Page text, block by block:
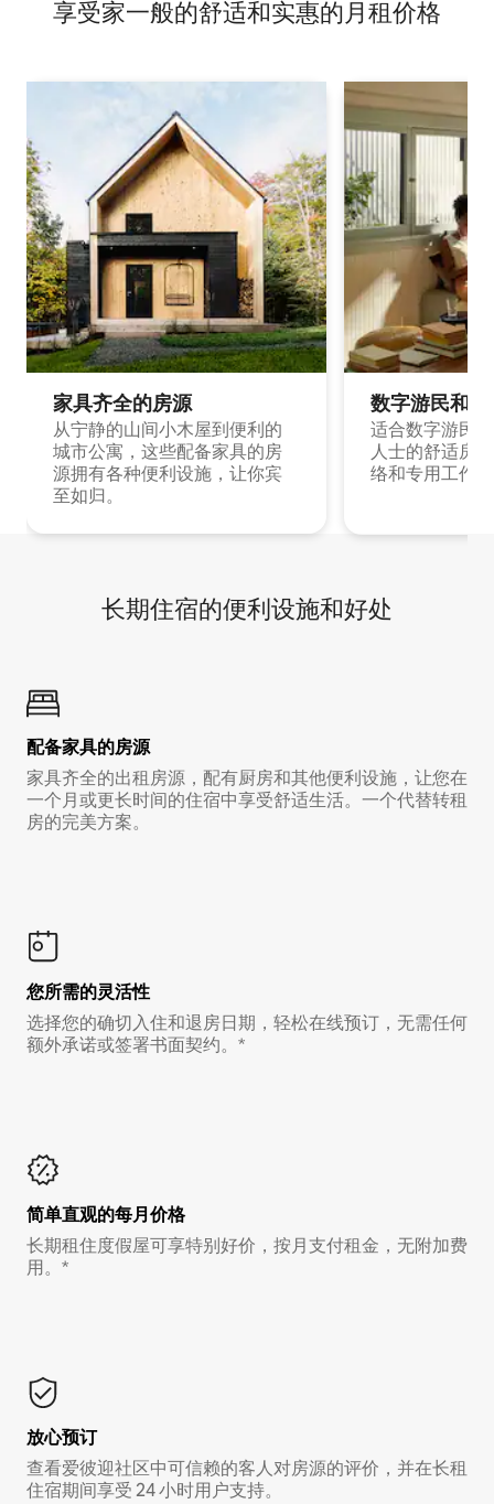
享受家一般的舒适和实惠的月租价格
家具齐全的房源
从宁静的山间小木屋到便利的
城市公寓，这些配备家具的房
源拥有各种便利设施，让你宾
至如归。
数字游民和
适合数字游民
人士的舒适房
络和专用工作
长期住宿的便利设施和好处
配备家具的房源
家具齐全的出租房源，配有厨房和其他便利设施，让您在
一个月或更长时间的住宿中享受舒适生活。一个代替转租
房的完美方案。
您所需的灵活性
选择您的确切入住和退房日期，轻松在线预订，无需任何
额外承诺或签署书面契约。*
简单直观的每月价格
长期租住度假屋可享特别好价，按月支付租金，无附加费
用。*
放心预订
查看爱彼迎社区中可信赖的客人对房源的评价，并在长租
住宿期间享受 24 小时用户支持。